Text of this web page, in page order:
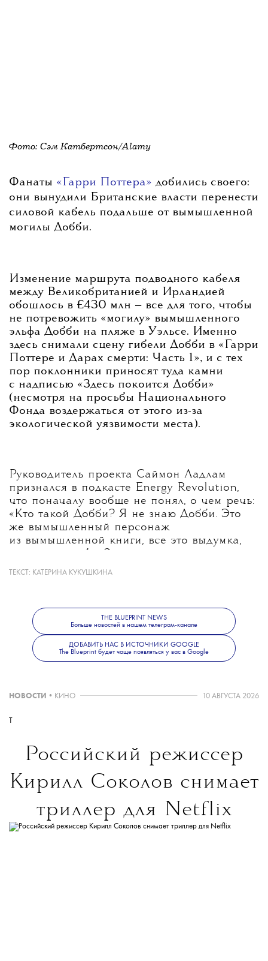
Фото: Сэм Катбертсон/Alamy
Фанаты «Гарри Поттера» добились своего:
они вынудили Британские власти перенести
силовой кабель подальше от вымышленной
могилы Добби.
Изменение маршрута подводного кабеля
между Великобританией и Ирландией
обошлось в £430 млн — все для того, чтобы
не потревожить «могилу» вымышленного
эльфа Добби на пляже в Уэльсе. Именно
здесь снимали сцену гибели Добби в «Гарри
Поттере и Дарах смерти: Часть 1», и с тех
пор поклонники приносят туда камни
с надписью «Здесь покоится Добби»
(несмотря на просьбы Национального
Фонда воздержаться от этого из-за
экологической уязвимости места).
Руководитель проекта Саймон Ладлам
признался в подкасте Energy Revolution,
что поначалу вообще не понял, о чем речь:
«Кто такой Добби? Я не знаю Добби. Это
же вымышленный персонаж
из вымышленной книги, все это выдумка,
о чем вы вообще?» — на что коллега
ответил, что дело «очень, очень серьезное».
наняла планировщиков, чтобы найти новый
маршрут.
захоронений бронзового века
франшизы точно счастливы.
ТЕКСТ: КАТЕРИНА КУКУШКИНА
THE BLUEPRINT NEWS
Больше новостей в нашем телеграм-канале
ДОБАВИТЬ НАС В ИСТОЧНИКИ GOOGLE
The Blueprint будет чаще появляться у вас в Google
НОВОСТИ • КИНО 10 АВГУСТА 2026
T
Российский режиссер
Кирилл Соколов снимает
триллер для Netflix